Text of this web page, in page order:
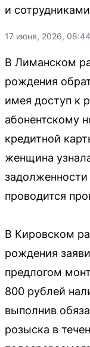
и
17 июня, 2026, 08:44
В Лиманском
рождения
имея доступ к
абонентскому
кредитной
женщина
проводится
В Кировском
рождения
предлогом
800 рублей
выполнив
розыска в